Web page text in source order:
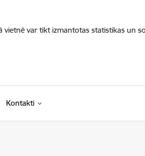
var tikt izmantotas statistikas un
Kontakti